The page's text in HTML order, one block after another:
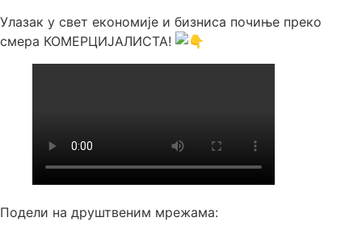
Улазак у свет економије и бизниса почиње преко
смера КОМЕРЦИЈАЛИСТА!
Подели на друштвеним мрежама: